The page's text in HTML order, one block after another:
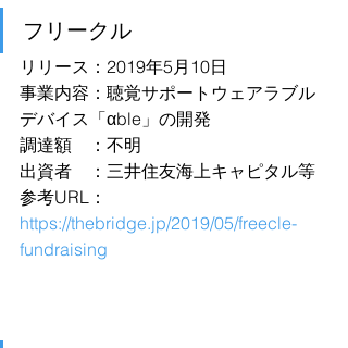
フリークル
リリース：2019年5月10日
事業内容：聴覚サポートウェアラブル
デバイス「αble」の開発
調達額　：不明
出資者　：三井住友海上キャピタル等
参考URL：
https://thebridge.jp/2019/05/freecle-
fundraising